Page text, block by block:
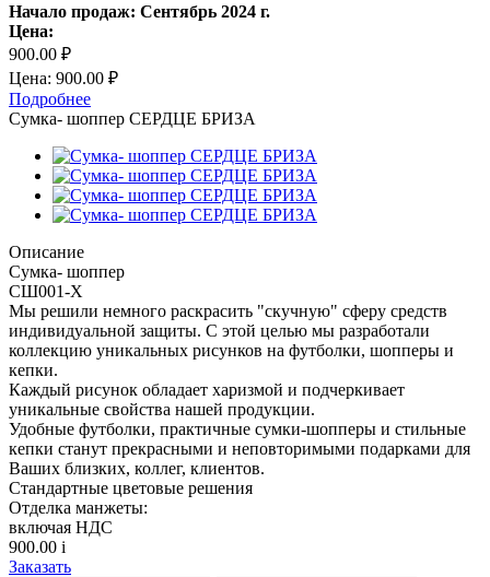
Начало продаж: Сентябрь 2024 г.
Цена:
900.00 ₽
Цена: 900.00 ₽
Подробнее
Сумка- шоппер СЕРДЦЕ БРИЗА
Описание
Сумка- шоппер
СШ001-Х
Мы решили немного раскрасить "скучную" сферу средств
индивидуальной защиты. С этой целью мы разработали
коллекцию уникальных рисунков на футболки, шопперы и
кепки.
Каждый рисунок обладает харизмой и подчеркивает
уникальные свойства нашей продукции.
Удобные футболки, практичные сумки-шопперы и стильные
кепки станут прекрасными и неповторимыми подарками для
Ваших близких, коллег, клиентов.
Стандартные цветовые решения
Отделка манжеты:
включая НДС
900.00 i
Заказать